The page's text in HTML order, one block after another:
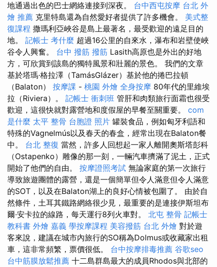
地通過出色的巴士網絡連接到深夜。 台中西屯按摩 台北 外
燴 推薦 克里特島還為自然愛好者提供了許多機會。 美式整
復課程 撒瑪利亞峽谷是島上最著名，最受歡迎的遠足目的
地。 記帳士 考什麼 超過16公里的自來水，瀑布和岩壁使峽
谷令人興奮。 台中 撥筋 撥筋 Lasith高原也是外出的好地
方，可欣賞到該島的獨特風景和壯麗的景色。 我們的文章
基於塔瑪·格拉澤（TamásGlázer）基於他的捲巴拉頓
（Balaton） 按摩課 - 桃園 外燴 全身按摩 80年代的里維埃
拉（Riviera）。 記帳士 衝刺班 管肝和肉類旅行面霜也很受
歡迎，這很快就對露營地和度假屋的早餐至關重要。 com
是什麼 太平 整骨 台胞證 照片 罐裝食品，例如匈牙利語和
特殊的Vagnelmús以及春天的春盒，經常出現在Balaton餐
中。 台北 整復 當然，許多人回想起一家人離開奧斯塔彭科
（Ostapenko）雕像的那一刻，一輛汽車擠滿了泥土，正式
開始了他們的自由。 按摩證照考試 無論家庭的第一次旅行
導致旅遊團體的露營，還是一個簡單但令人滿意但令人滿意
的SOT，以及在Balaton湖上的良好心情被包圍了。 由於自
然條件，土耳其鐵路網絡很少見，最重要的是連接伊斯坦布
爾·安卡拉的線路，每天運行8列火車對。 北屯 整骨 記帳士
教科書 外燴 嘉義 學按摩課程 美容撥筋 台北 外燴 對於遊
客來說，建議在城市內旅行的SO稱為Dolmus或收藏家出租
車，這非常頻繁，票價很低。 台中按摩排毒推薦 谷歌seo
台中筋膜放鬆推薦 十二島群島最大的成員Rhodos與北部的